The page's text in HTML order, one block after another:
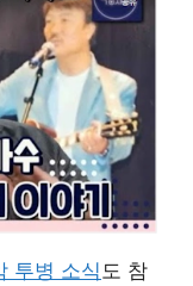
투병 소식 도 참